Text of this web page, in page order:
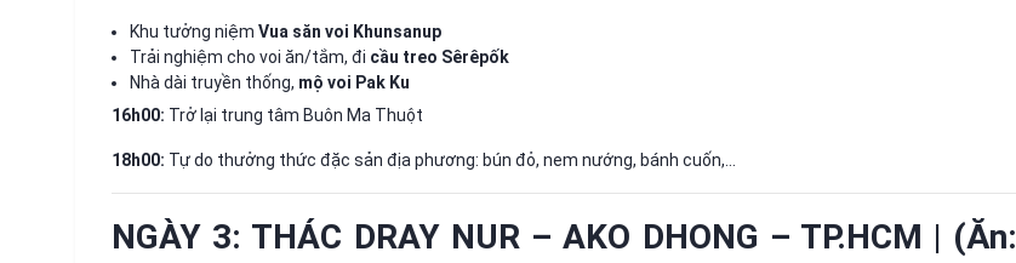
Khu tưởng niệm Vua săn voi Khunsanup
Trải nghiệm cho voi ăn/tắm, đi cầu treo Sêrêpốk
Nhà dài truyền thống, mộ voi Pak Ku
16h00: Trở lại trung tâm Buôn Ma Thuột
18h00: Tự do thưởng thức đặc sản địa phương: bún đỏ, nem nướng, bánh cuốn,...
NGÀY 3: THÁC DRAY NUR – AKO DHONG – TP.HCM | (Ăn: